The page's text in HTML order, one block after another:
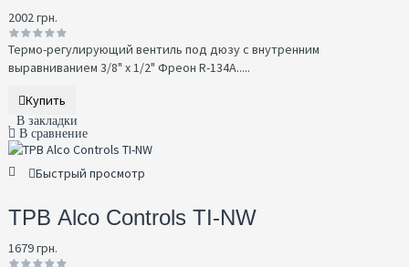
2002 грн.
Термо-регулирующий вентиль под дюзу с внутренним
выравниванием 3/8" x 1/2" Фреон R-134A.....
Купить
В закладки
В сравнение
Быстрый просмотр
ТРВ Alco Controls TI-NW
1679 грн.